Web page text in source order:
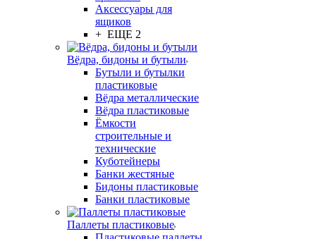
Аксессуары для
ящиков
+ ЕЩЕ 2
Вёдра, бидоны и бутыли
Бутыли и бутылки
пластиковые
Вёдра металлические
Вёдра пластиковые
Ёмкости
строительные и
технические
Куботейнеры
Банки жестяные
Бидоны пластиковые
Банки пластиковые
Паллеты пластиковые